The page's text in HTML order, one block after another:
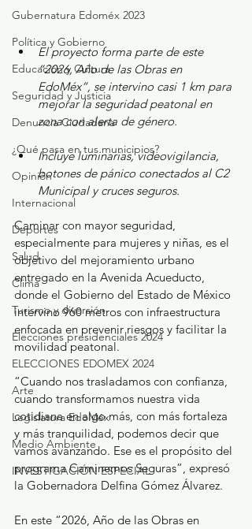
Gubernatura Edoméx 2023
Política y Gobierno
Educación y Cultura
Seguridad y Justicia
Denuncia Ciudadana
¿Qué pasa en tus municipios?
Opinión
Internacional
Deportes
Salud
Clima
Turismo y diversión
Elecciones presidenciales 2024
ELECCIONES EDOMEX 2024
Arte
Legislatura EdoMéx
Medio Ambiente
INVESTIGACIÓN ESPECIAL
⁠El proyecto forma parte de este
“2026, Año de las Obras en
EdoMéx”, se intervino casi 1 km para
mejorar la seguridad peatonal en
zona con alerta de género.
Incluye luminarias, videovigilancia,
botones de pánico conectados al C2
Municipal y cruces seguros.
Caminar con mayor seguridad,
especialmente para mujeres y niñas, es el
objetivo del mejoramiento urbano
entregado en la Avenida Acueducto,
donde el Gobierno del Estado de México
intervino 960 metros con infraestructura
enfocada en prevenir riesgos y facilitar la
movilidad peatonal.
“Cuando nos trasladamos con confianza,
cuando transformamos nuestra vida
cotidiana en algo más, con más fortaleza
y más tranquilidad, podemos decir que
vamos avanzando. Ese es el propósito del
programa Caminemos Seguras”, expresó
la Gobernadora Delfina Gómez Álvarez.
En este “2026, Año de las Obras en